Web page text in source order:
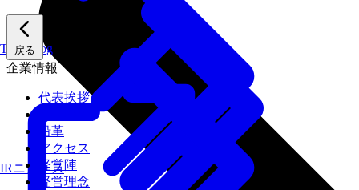
Tech Blog
IRニュース
戻る
企業情報
代表挨拶
沿革
アクセス
経営陣
経営理念